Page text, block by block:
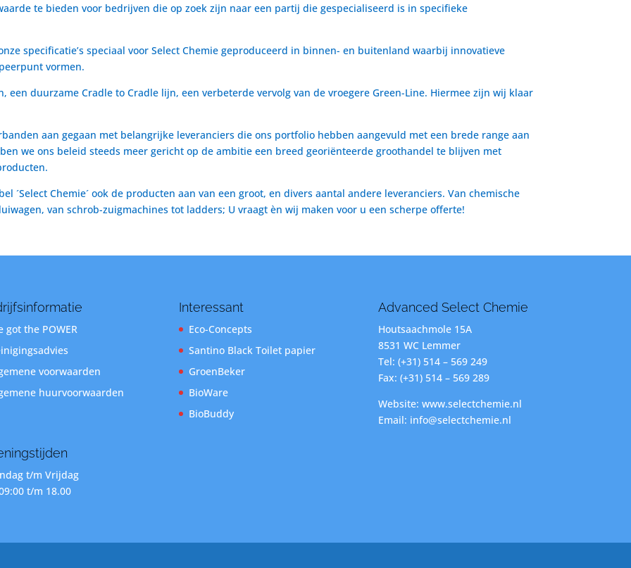
te bieden voor bedrijven die op zoek zijn naar een partij die gespecialiseerd is in specifieke
specificatie’s speciaal voor Select Chemie geproduceerd in binnen- en buitenland waarbij innovatieve
vormen.
een duurzame Cradle to Cradle lijn, een verbeterde vervolg van de vroegere Green-Line. Hiermee zijn wij klaar
aan gegaan met belangrijke leveranciers die ons portfolio hebben aangevuld met een brede range aan
we ons beleid steeds meer gericht op de ambitie een breed georiënteerde groothandel te blijven met
´Select Chemie´ ook de producten aan van een groot, en divers aantal andere leveranciers. Van chemische
van schrob-zuigmachines tot ladders; U vraagt èn wij maken voor u een scherpe offerte!
got the POWER
voorwaarden
huurvoorwaarden
t/m Vrijdag
t/m 18.00
Interessant
Eco-Concepts
Santino Black Toilet papier
GroenBeker
BioWare
BioBuddy
Advanced Select Chemie
Houtsaachmole 15A
8531 WC Lemmer
Tel: (+31) 514 – 569 249
Fax: (+31) 514 – 569 289
Website: www.selectchemie.nl
Email: info@selectchemie.nl